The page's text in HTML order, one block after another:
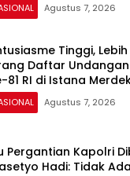
Agustus 7, 2026
Tinggi, Lebih
Daftar
81 RI di Istana
Agustus 7, 2026
Pergantian Kapolri
Hadi: Tidak